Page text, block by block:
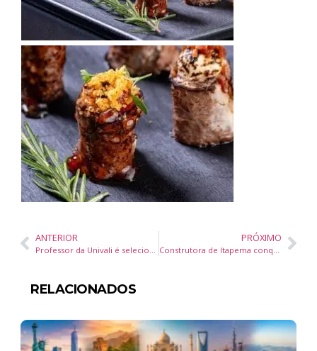
ANTERIOR PRÓXIMO
RELACIONADOS